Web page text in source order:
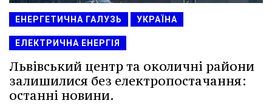
ЕНЕРГЕТИЧНА ГАЛУЗЬ УКРАЇНА
ЕЛЕКТРИЧНА ЕНЕРГІЯ
Львівський центр та околичні райони
залишилися без електропостачання:
останні новини.